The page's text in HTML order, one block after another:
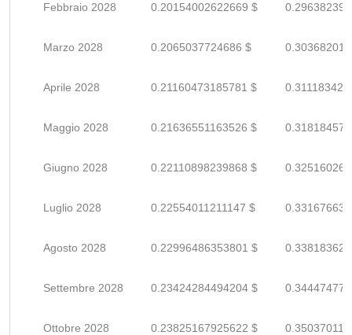
Febbraio 2028 0.20154002622669 $
Marzo 2028 0.2065037724686 $
Aprile 2028 0.21160473185781 $
Maggio 2028 0.21636551163526 $
Giugno 2028 0.22110898239868 $
Luglio 2028 0.22554011211147 $
Agosto 2028 0.22996486353801 $
Settembre 2028 0.23424284494204 $
Ottobre 2028 0.23825167925622 $